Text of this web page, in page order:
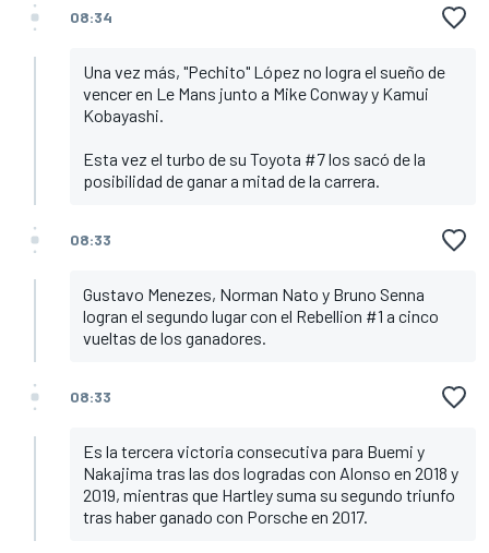
08:34
Una vez más, "Pechito" López no logra el sueño de
vencer en Le Mans junto a Mike Conway y Kamui
Kobayashi.
Esta vez el turbo de su Toyota #7 los sacó de la
posibilidad de ganar a mitad de la carrera.
08:33
Gustavo Menezes, Norman Nato y Bruno Senna
logran el segundo lugar con el Rebellion #1 a cinco
vueltas de los ganadores.
08:33
Es la tercera victoria consecutiva para Buemi y
Nakajima tras las dos logradas con Alonso en 2018 y
2019, mientras que Hartley suma su segundo triunfo
tras haber ganado con Porsche en 2017.